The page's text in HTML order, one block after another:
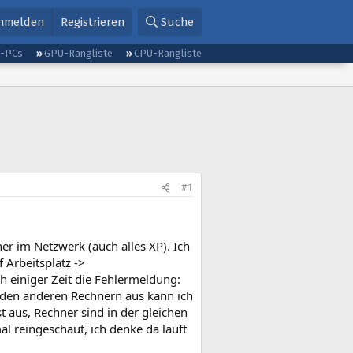
Registrieren Suche
PCs GPU-Rangliste
CPU-Rangliste
#1
im Netzwerk (auch alles XP). Ich
Arbeitsplatz ->
einiger Zeit die Fehlermeldung:
anderen Rechnern aus kann ich
Rechner sind in der gleichen
reingeschaut, ich denke da läuft